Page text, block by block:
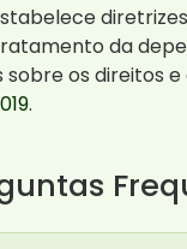
da
sobre os direitos
.